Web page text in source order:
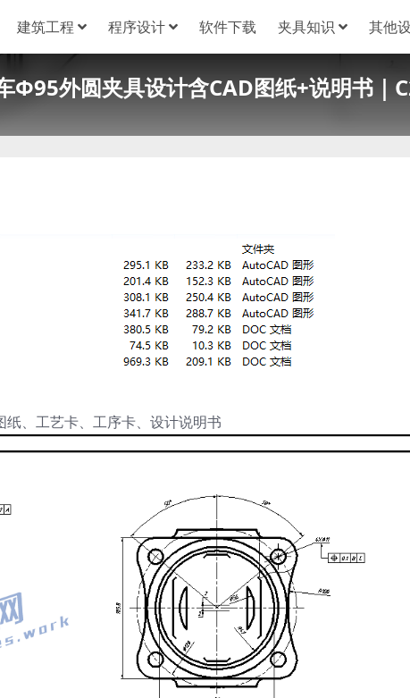
建筑工程 程序设计 软件下载 夹具知识 其他
Φ95外圆夹具设计含CAD图纸+说明书｜
纸、工艺卡、工序卡、设计说明书